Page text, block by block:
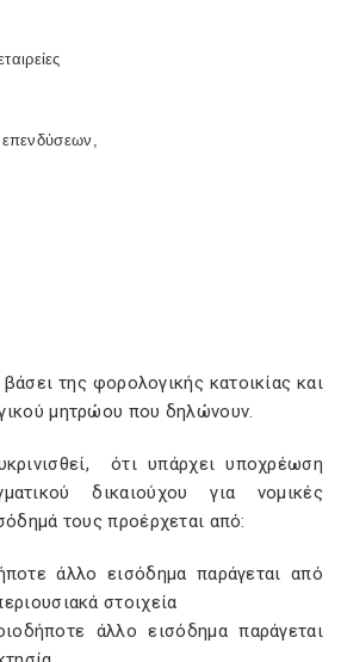
επενδύσεων,
της φορολογικής κατοικίας και
μητρώου που δηλώνουν.
ότι υπάρχει υποχρέωση
δικαιούχου για νομικές
τους προέρχεται από:
άλλο εισόδημα παράγεται από
στοιχεία
άλλο εισόδημα παράγεται